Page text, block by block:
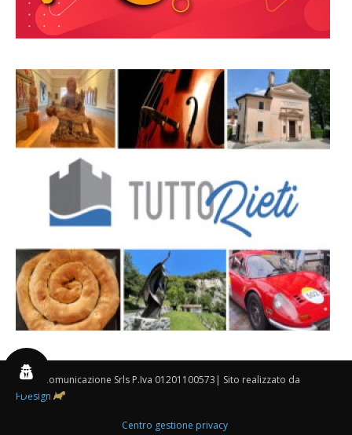
By 3P Comunicazione Srls P.Iva 01201100573| Sito realizzato da
FDesign
Centro gestione privacy